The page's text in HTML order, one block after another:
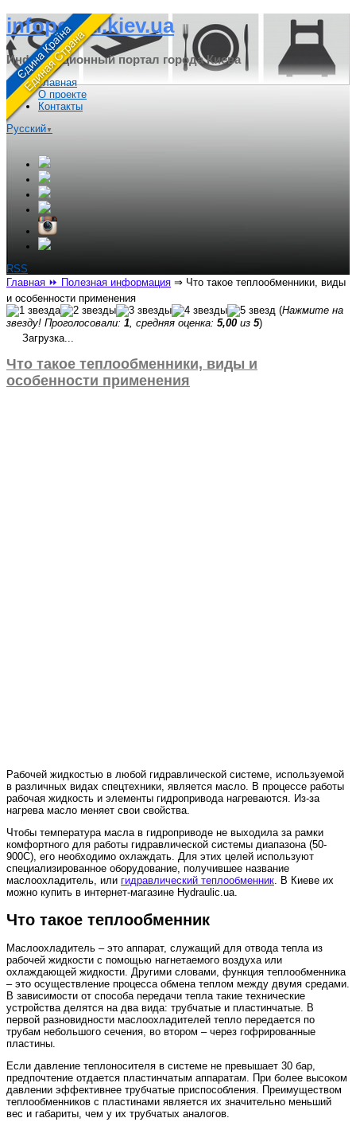
infoportal.kiev.ua
Информационный портал города Киева
Главная
О проекте
Контакты
Русский ▼
RSS
Главная ⏩ Полезная информация ⇒ Что такое теплообменники, виды
и особенности применения
(Нажмите на
звезду! Проголосовали: 1 , средняя оценка: 5,00 из 5)
Загрузка...
Что такое теплообменники, виды и
особенности применения
Рабочей жидкостью в любой гидравлической системе, используемой
в различных видах спецтехники, является масло. В процессе работы
рабочая жидкость и элементы гидропривода нагреваются. Из-за
нагрева масло меняет свои свойства.
Чтобы температура масла в гидроприводе не выходила за рамки
комфортного для работы гидравлической системы диапазона (50-
900C), его необходимо охлаждать. Для этих целей используют
специализированное оборудование, получившее название
маслоохладитель, или гидравлический теплообменник . В Киеве их
можно купить в интернет-магазине Hydraulic.ua.
Что такое теплообменник
Маслоохладитель – это аппарат, служащий для отвода тепла из
рабочей жидкости с помощью нагнетаемого воздуха или
охлаждающей жидкости. Другими словами, функция теплообменника
– это осуществление процесса обмена теплом между двумя средами.
В зависимости от способа передачи тепла такие технические
устройства делятся на два вида: трубчатые и пластинчатые. В
первой разновидности маслоохладителей тепло передается по
трубам небольшого сечения, во втором – через гофрированные
пластины.
Если давление теплоносителя в системе не превышает 30 бар,
предпочтение отдается пластинчатым аппаратам. При более высоком
давлении эффективнее трубчатые приспособления. Преимуществом
теплообменников с пластинами является их значительно меньший
вес и габариты, чем у их трубчатых аналогов.